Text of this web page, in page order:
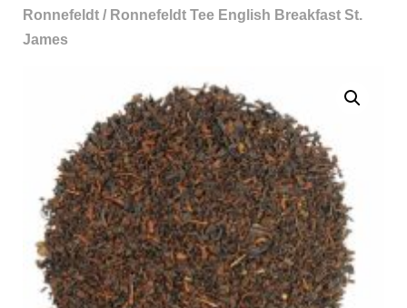
Ronnefeldt / Ronnefeldt Tee English Breakfast St.
James